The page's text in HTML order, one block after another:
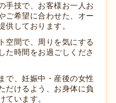
手技で、お客様お一人お
ご希望に合わせた、オー
供しております。
空間で、周りを気にする
た時間をお過ごしくださ
で、妊娠中・産後の女性
だけるよう、お身体に負
ています。